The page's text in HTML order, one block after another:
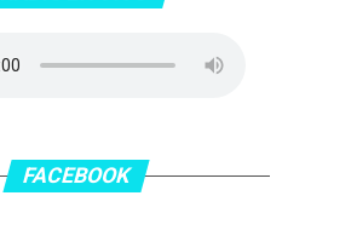
FACEBOOK